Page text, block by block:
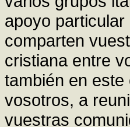
apoyo
comparten
cristiana entre
también en
vosotros, a
vuestras